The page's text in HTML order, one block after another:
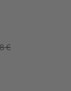
€